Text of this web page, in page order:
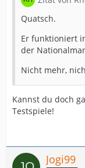
Quatsch.
Er funktioniert
der
Nicht mehr,
Kannst du doch
Testspiele!
Jogi99